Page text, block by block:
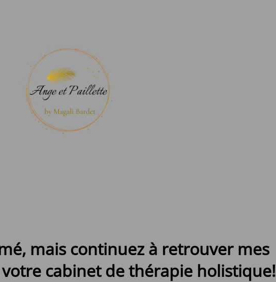
mais continuez à retrouver mes
cabinet de thérapie holistique!